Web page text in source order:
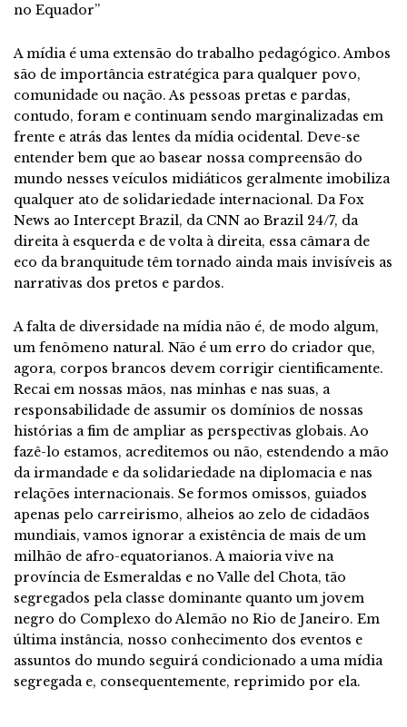
no Equador”
A mídia é uma extensão do trabalho pedagógico. Ambos
são de importância estratégica para qualquer povo,
comunidade ou nação. As pessoas pretas e pardas,
contudo, foram e continuam sendo marginalizadas em
frente e atrás das lentes da mídia ocidental. Deve-se
entender bem que ao basear nossa compreensão do
mundo nesses veículos midiáticos geralmente imobiliza
qualquer ato de solidariedade internacional. Da Fox
News ao Intercept Brazil, da CNN ao Brazil 24/7, da
direita à esquerda e de volta à direita, essa câmara de
eco da branquitude têm tornado ainda mais invisíveis as
narrativas dos pretos e pardos.
A falta de diversidade na mídia não é, de modo algum,
um fenômeno natural. Não é um erro do criador que,
agora, corpos brancos devem corrigir cientificamente.
Recai em nossas mãos, nas minhas e nas suas, a
responsabilidade de assumir os domínios de nossas
histórias a fim de ampliar as perspectivas globais. Ao
fazê-lo estamos, acreditemos ou não, estendendo a mão
da irmandade e da solidariedade na diplomacia e nas
relações internacionais. Se formos omissos, guiados
apenas pelo carreirismo, alheios ao zelo de cidadãos
mundiais, vamos ignorar a existência de mais de um
milhão de afro-equatorianos. A maioria vive na
província de Esmeraldas e no Valle del Chota, tão
segregados pela classe dominante quanto um jovem
negro do Complexo do Alemão no Rio de Janeiro. Em
última instância, nosso conhecimento dos eventos e
assuntos do mundo seguirá condicionado a uma mídia
segregada e, consequentemente, reprimido por ela.